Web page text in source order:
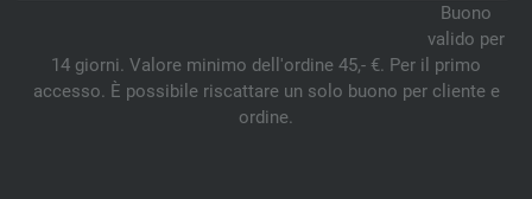
Buono
valido per
14 giorni. Valore minimo dell'ordine 45,- €. Per il primo
accesso. È possibile riscattare un solo buono per cliente e
ordine.